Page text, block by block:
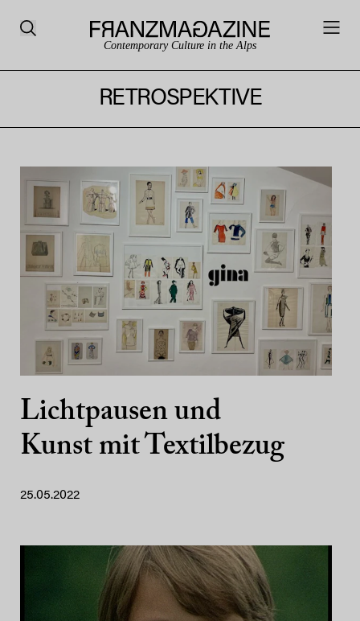
Contemporary Culture in the Alps
RETROSPEKTIVE
Lichtpausen und
Kunst mit Textilbezug
25.05.2022